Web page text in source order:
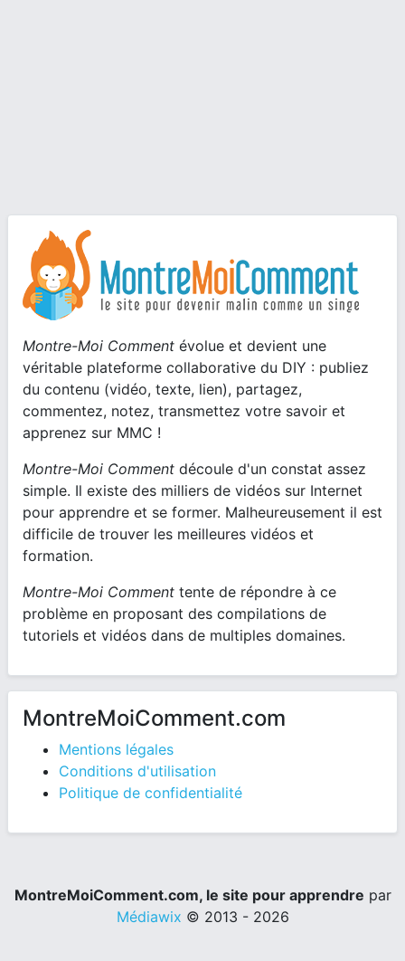
Montre-Moi Comment évolue et devient une
véritable plateforme collaborative du DIY : publiez
du contenu (vidéo, texte, lien), partagez,
commentez, notez, transmettez votre savoir et
apprenez sur MMC !
Montre-Moi Comment découle d'un constat assez
simple. Il existe des milliers de vidéos sur Internet
pour apprendre et se former. Malheureusement il est
difficile de trouver les meilleures vidéos et
formation.
Montre-Moi Comment tente de répondre à ce
problème en proposant des compilations de
tutoriels et vidéos dans de multiples domaines.
MontreMoiComment.com
Mentions légales
Conditions d'utilisation
Politique de confidentialité
MontreMoiComment.com, le site pour apprendre par
Médiawix © 2013 - 2026